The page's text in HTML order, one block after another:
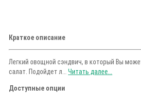
Краткое описание
Легкий овощной сэндвич, в который Вы
салат. Подойдет л... Читать далее...
Доступные опции